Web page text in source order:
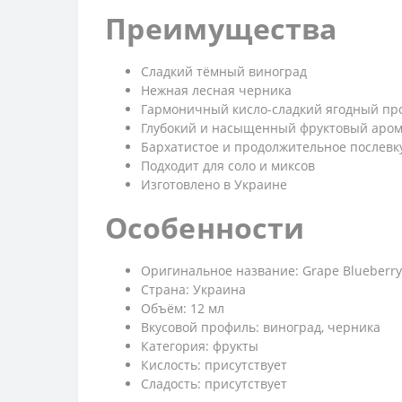
Преимущества
Сладкий тёмный виноград
Нежная лесная черника
Гармоничный кисло-сладкий ягодный
Глубокий и насыщенный фруктовый
Бархатистое и продолжительное
Подходит для соло и миксов
Изготовлено в Украине
Особенности
Оригинальное название: Grape Blueberry
Страна: Украина
Объём: 12 мл
Вкусовой профиль: виноград, черника
Категория: фрукты
Кислость: присутствует
Сладость: присутствует